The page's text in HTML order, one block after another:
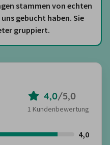
stammen von echten
gebucht haben. Sie
gruppiert.
4,0/5,0
1 Kundenbewertung
4,0